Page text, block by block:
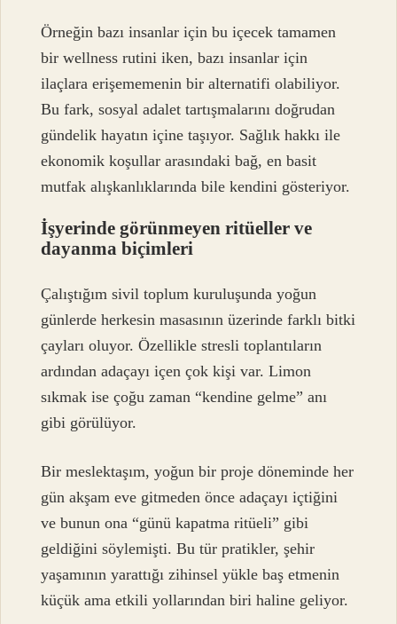
Örneğin bazı insanlar için bu içecek tamamen
bir wellness rutini iken, bazı insanlar için
ilaçlara erişememenin bir alternatifi olabiliyor.
Bu fark, sosyal adalet tartışmalarını doğrudan
gündelik hayatın içine taşıyor. Sağlık hakkı ile
ekonomik koşullar arasındaki bağ, en basit
mutfak alışkanlıklarında bile kendini gösteriyor.
İşyerinde görünmeyen ritüeller ve
dayanma biçimleri
Çalıştığım sivil toplum kuruluşunda yoğun
günlerde herkesin masasının üzerinde farklı bitki
çayları oluyor. Özellikle stresli toplantıların
ardından adaçayı içen çok kişi var. Limon
sıkmak ise çoğu zaman “kendine gelme” anı
gibi görülüyor.
Bir meslektaşım, yoğun bir proje döneminde her
gün akşam eve gitmeden önce adaçayı içtiğini
ve bunun ona “günü kapatma ritüeli” gibi
geldiğini söylemişti. Bu tür pratikler, şehir
yaşamının yarattığı zihinsel yükle baş etmenin
küçük ama etkili yollarından biri haline geliyor.